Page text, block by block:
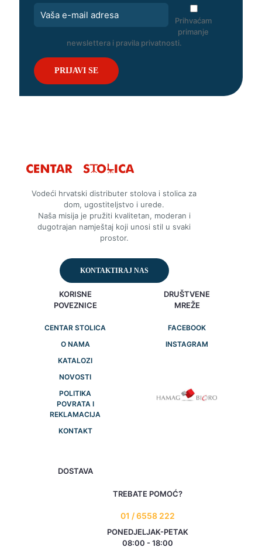
Prihvaćam
primanje
newslettera i pravila privatnosti.
Vodeći hrvatski distributer stolova i stolica za
dom, ugostiteljstvo i urede.
Naša misija je pružiti kvalitetan, moderan i
dugotrajan namještaj koji unosi stil u svaki
prostor.
KONTAKTIRAJ NAS
KORISNE
POVEZNICE
CENTAR STOLICA
O NAMA
KATALOZI
NOVOSTI
POLITIKA
POVRATA I
REKLAMACIJA
KONTAKT
DOSTAVA
DRUŠTVENE
MREŽE
FACEBOOK
INSTAGRAM
TREBATE POMOĆ?
01 / 6558 222
PONEDJELJAK-PETAK
08:00 - 18:00